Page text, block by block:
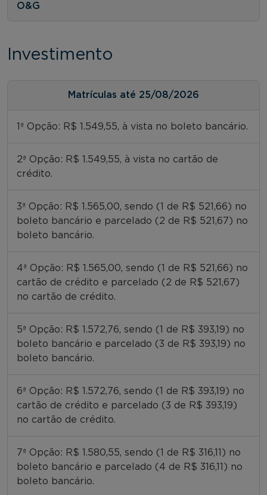
O&G
Investimento
Matrículas até 25/08/2026
1ª Opção: R$ 1.549,55, à vista no boleto bancário.
2ª Opção: R$ 1.549,55, à vista no cartão de
crédito.
3ª Opção: R$ 1.565,00, sendo (1 de R$ 521,66) no
boleto bancário e parcelado (2 de R$ 521,67) no
boleto bancário.
4ª Opção: R$ 1.565,00, sendo (1 de R$ 521,66) no
cartão de crédito e parcelado (2 de R$ 521,67)
no cartão de crédito.
5ª Opção: R$ 1.572,76, sendo (1 de R$ 393,19) no
boleto bancário e parcelado (3 de R$ 393,19) no
boleto bancário.
6ª Opção: R$ 1.572,76, sendo (1 de R$ 393,19) no
cartão de crédito e parcelado (3 de R$ 393,19)
no cartão de crédito.
7ª Opção: R$ 1.580,55, sendo (1 de R$ 316,11) no
boleto bancário e parcelado (4 de R$ 316,11) no
boleto bancário.